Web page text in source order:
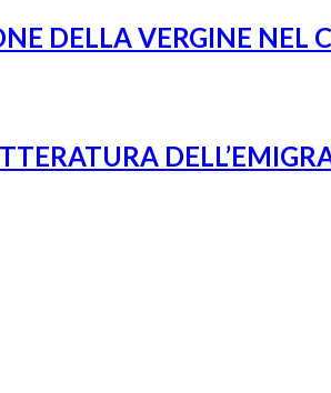
DELLA VERGINE